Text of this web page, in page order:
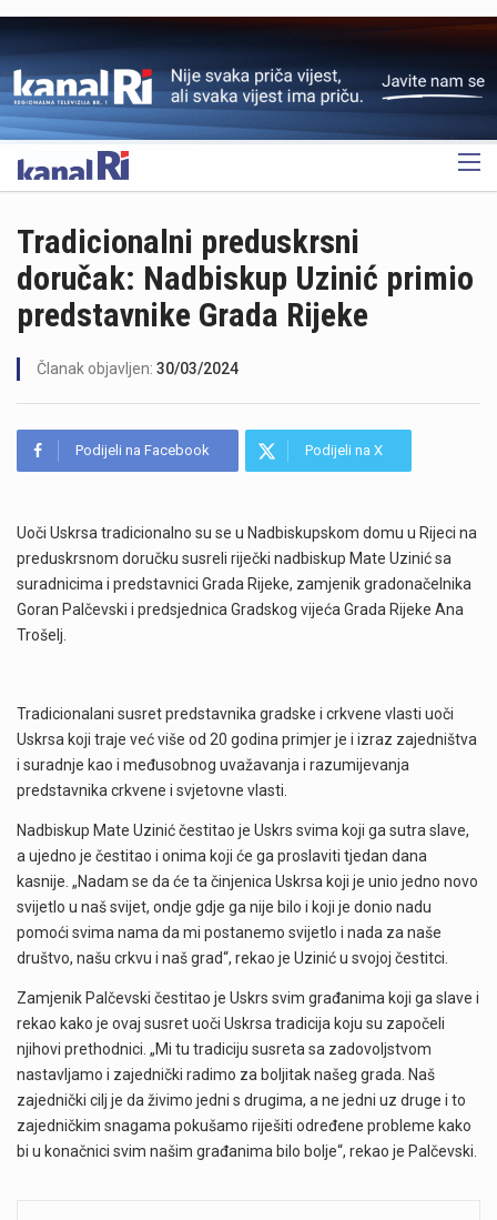
OGLAS
Tradicionalni preduskrsni
doručak: Nadbiskup Uzinić primio
predstavnike Grada Rijeke
Članak objavljen: 30/03/2024
Podijeli na Facebook Podijeli na X
Uoči Uskrsa tradicionalno su se u Nadbiskupskom domu u Rijeci na
preduskrsnom doručku susreli riječki nadbiskup Mate Uzinić sa
suradnicima i predstavnici Grada Rijeke, zamjenik gradonačelnika
Goran Palčevski i predsjednica Gradskog vijeća Grada Rijeke Ana
Trošelj.
Tradicionalani susret predstavnika gradske i crkvene vlasti uoči
Uskrsa koji traje već više od 20 godina primjer je i izraz zajedništva
i suradnje kao i međusobnog uvažavanja i razumijevanja
predstavnika crkvene i svjetovne vlasti.
Nadbiskup Mate Uzinić čestitao je Uskrs svima koji ga sutra slave,
a ujedno je čestitao i onima koji će ga proslaviti tjedan dana
kasnije. „Nadam se da će ta činjenica Uskrsa koji je unio jedno novo
svijetlo u naš svijet, ondje gdje ga nije bilo i koji je donio nadu
pomoći svima nama da mi postanemo svijetlo i nada za naše
društvo, našu crkvu i naš grad“, rekao je Uzinić u svojoj čestitci.
Zamjenik Palčevski čestitao je Uskrs svim građanima koji ga slave i
rekao kako je ovaj susret uoči Uskrsa tradicija koju su započeli
njihovi prethodnici. „Mi tu tradiciju susreta sa zadovoljstvom
nastavljamo i zajednički radimo za boljitak našeg grada. Naš
zajednički cilj je da živimo jedni s drugima, a ne jedni uz druge i to
zajedničkim snagama pokušamo riješiti određene probleme kako
bi u konačnici svim našim građanima bilo bolje“, rekao je Palčevski.